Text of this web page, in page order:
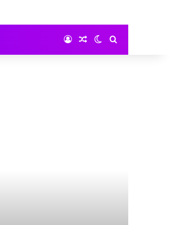
Iniciar sesión
Noticias aleatorias
Switch skin
Buscar por: